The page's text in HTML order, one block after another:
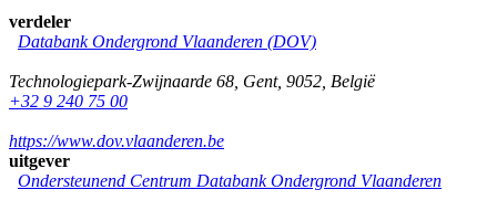
verdeler
Databank Ondergrond Vlaanderen (DOV)
Technologiepark-Zwijnaarde 68 Gent, 9052 België
+32 9 240 75 00
https://www.dov.vlaanderen.be
uitgever
Ondersteunend Centrum Databank Ondergrond Vlaanderen